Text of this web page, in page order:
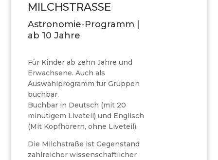
MILCHSTRASSE
Astronomie-Programm |
ab 10 Jahre
Für Kinder ab zehn Jahre und
Erwachsene. Auch als
Auswahlprogramm für Gruppen
buchbar.
Buchbar in Deutsch (mit 20
minütigem Liveteil) und Englisch
(Mit Kopfhörern, ohne Liveteil).
Die Milchstraße ist Gegenstand
zahlreicher wissenschaftlicher